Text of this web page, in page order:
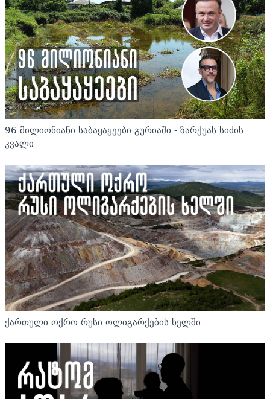
96 მილიონიანი საბაყაყეები გურიაში - ზარქუას სიძის
კვალი
ქართული ოქრო რუსი ოლიგარქების ხელში